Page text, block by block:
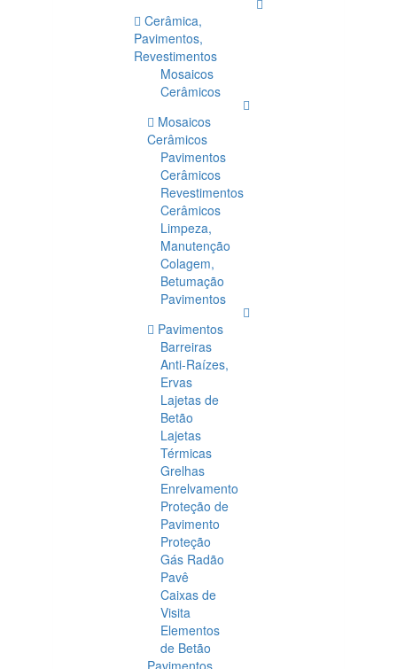
Cerâmica,
Pavimentos,
Revestimentos
Mosaicos
Cerâmicos
Mosaicos
Cerâmicos
Pavimentos
Cerâmicos
Revestimentos
Cerâmicos
Limpeza,
Manutenção
Colagem,
Betumação
Pavimentos
Pavimentos
Barreiras
Anti-Raízes,
Ervas
Lajetas de
Betão
Lajetas
Térmicas
Grelhas
Enrelvamento
Proteção de
Pavimento
Proteção
Gás Radão
Pavê
Caixas de
Visita
Elementos
de Betão
Pavimentos